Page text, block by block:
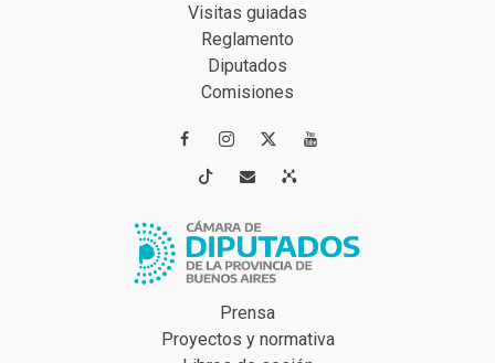
Visitas guiadas
Reglamento
Diputados
Comisiones
 
 
Prensa
Proyectos y normativa